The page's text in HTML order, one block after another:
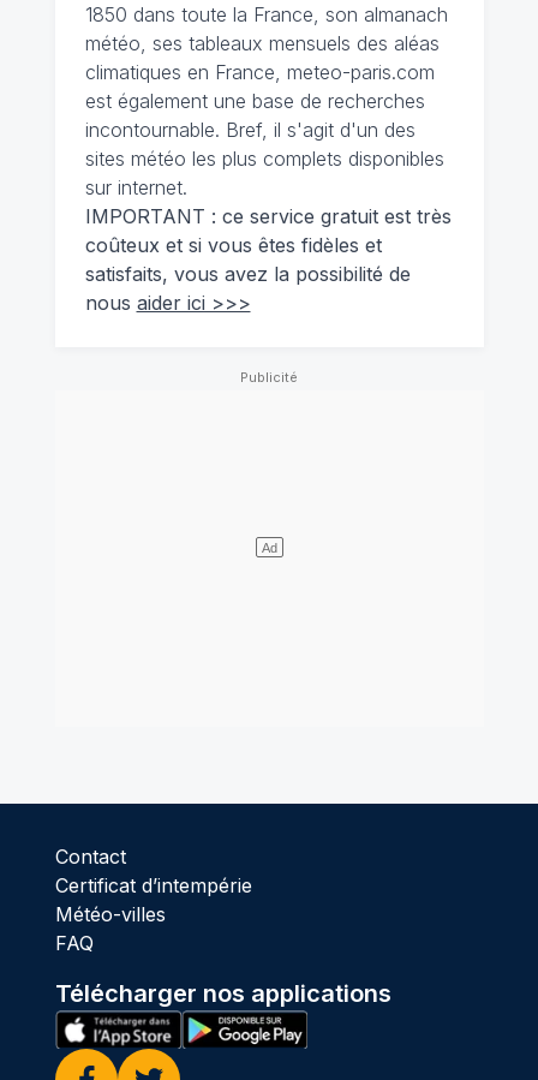
1850 dans toute la France, son almanach
météo, ses tableaux mensuels des aléas
climatiques en France, meteo-paris.com
est également une base de recherches
incontournable. Bref, il s'agit d'un des
sites météo les plus complets disponibles
sur internet.
IMPORTANT : ce service gratuit est très
coûteux et si vous êtes fidèles et
satisfaits, vous avez la possibilité de
nous aider ici >>>
Contact
Certificat d’intempérie
Météo-villes
FAQ
Télécharger nos applications